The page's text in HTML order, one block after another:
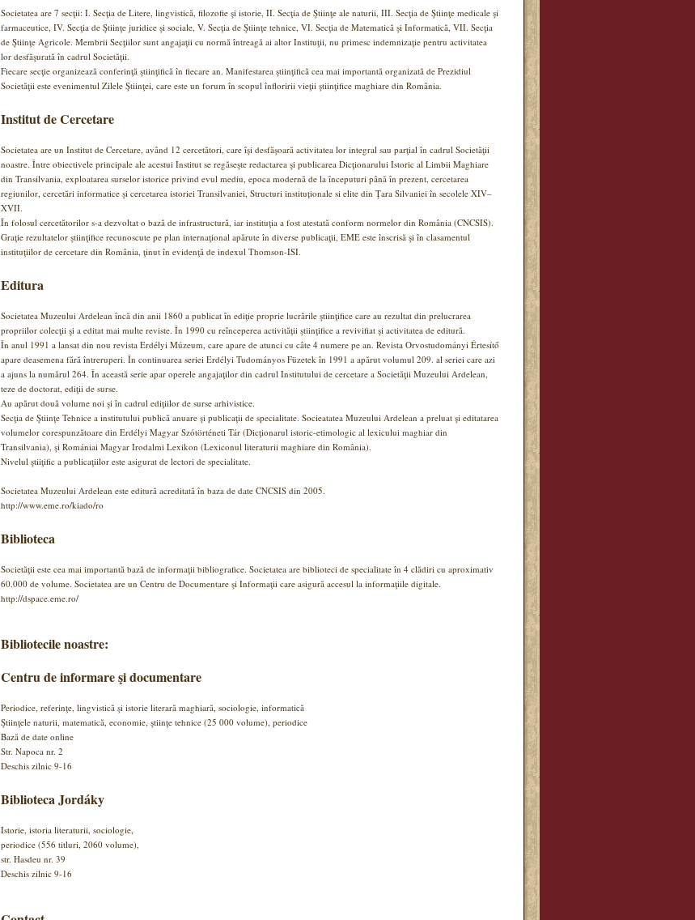
Societatea are 7 secţii: I. Secţia de Litere, lingvistică, filozofie şi istorie, II. Secţia de Ştiinţe ale naturii, III. Secţia de Ştiinţe medicale şi
farmaceutice, IV. Secţia de Ştiinţe juridice şi sociale, V. Secţia de Ştiinţe tehnice, VI. Secţia de Matematică şi Informatică, VII. Secţia
de Ştiinţe Agricole. Membrii Secţiilor sunt angajaţii cu normă întreagă ai altor Instituţii, nu primesc indemnizaţie pentru activitatea
lor desfăşurată în cadrul Societăţii.
Fiecare secţie organizează conferinţă ştiinţifică în fiecare an. Manifestarea ştiinţifică cea mai importantă organizată de Prezidiul
Societăţii este evenimentul Zilele Ştiinţei, care este un forum în scopul înfloririi vieţii ştiinţifice maghiare din România.
Institut de Cercetare
Societatea are un Institut de Cercetare, având 12 cercetători, care îşi desfăşoară activitatea lor integral sau parţial în cadrul Societăţii
noastre. Între obiectivele principale ale acestui Institut se regăseşte redactarea şi publicarea Dicţionarului Istoric al Limbii Maghiare
din Transilvania, exploatarea surselor istorice privind evul mediu, epoca modernă de la începuturi până în prezent, cercetarea
regiunilor, cercetări informatice şi cercetarea istoriei Transilvaniei, Structuri instituționale si elite din Ţara Silvaniei în secolele XIV–
XVII.
În folosul cercetătorilor s-a dezvoltat o bază de infrastructură, iar instituţia a fost atestată conform normelor din România (CNCSIS).
Graţie rezultatelor ştiinţifice recunoscute pe plan internaţional apărute în diverse publicaţii, EME este înscrisă şi în clasamentul
instituţiilor de cercetare din România, ţinut în evidenţă de indexul Thomson-ISI.
Editura
Societatea Muzeului Ardelean încă din anii 1860 a publicat în ediţie proprie lucrările ştiinţifice care au rezultat din prelucrarea
propriilor colecţii şi a editat mai multe reviste. În 1990 cu reînceperea activităţii ştiinţifice a revivifiat şi activitatea de editură.
În anul 1991 a lansat din nou revista Erdélyi Múzeum, care apare de atunci cu câte 4 numere pe an. Revista Orvostudományi Értesítő
apare deasemena fără întreruperi. În continuarea seriei Erdélyi Tudományos Füzetek în 1991 a apărut volumul 209. al seriei care azi
a ajuns la numărul 264. În această serie apar operele angajaţilor din cadrul Institutului de cercetare a Societăţii Muzeului Ardelean,
teze de doctorat, ediţii de surse.
Au apărut două volume noi şi în cadrul ediţiilor de surse arhivistice.
Secţia de Ştiinţe Tehnice a institutului publică anuare şi publicaţii de specialitate. Socieatatea Muzeului Ardelean a preluat şi editatarea
volumelor corespunzătoare din Erdélyi Magyar Szótörténeti Tár (Dicţionarul istoric-etimologic al lexicului maghiar din
Transilvania), şi Romániai Magyar Irodalmi Lexikon (Lexiconul literaturii maghiare din România).
Nivelul ştiiţific a publicaţiilor este asigurat de lectori de specialitate.
Societatea Muzeului Ardelean este editură acreditată în baza de date CNCSIS din 2005.
http://www.eme.ro/kiado/ro
Biblioteca
Societăţii este cea mai importantă bază de informaţii bibliografice. Societatea are biblioteci de specialitate în 4 clădiri cu aproximativ
60.000 de volume. Societatea are un Centru de Documentare şi Informaţii care asigură accesul la informaţiile digitale.
http://dspace.eme.ro/
Bibliotecile noastre:
Centru de informare şi documentare
Periodice, referinţe, lingvistică şi istorie literară maghiară, sociologie, informatică
Ştiinţele naturii, matematică, economie, ştiinţe tehnice (25 000 volume), periodice
Bază de date online
Str. Napoca nr. 2
Deschis zilnic 9-16
Biblioteca Jordáky
Istorie, istoria literaturii, sociologie,
periodice (556 titluri, 2060 volume),
str. Hasdeu nr. 39
Deschis zilnic 9-16